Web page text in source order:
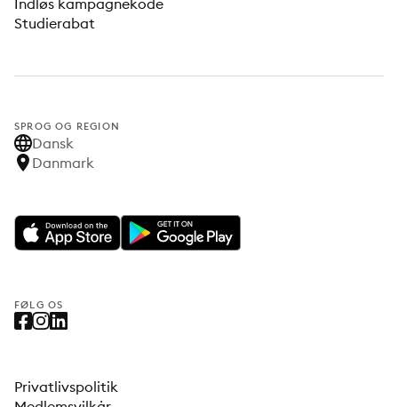
Indløs kampagnekode
Studierabat
SPROG OG REGION
Dansk
Danmark
FØLG OS
Privatlivspolitik